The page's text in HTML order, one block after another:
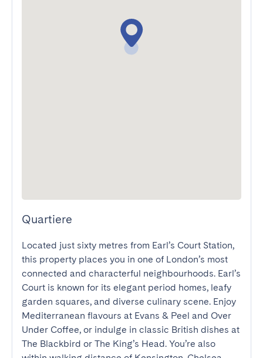
Quartiere
Located just sixty metres from Earl’s Court Station,
this property places you in one of London’s most
connected and characterful neighbourhoods. Earl’s
Court is known for its elegant period homes, leafy
garden squares, and diverse culinary scene. Enjoy
Mediterranean flavours at Evans & Peel and Over
Under Coffee, or indulge in classic British dishes at
The Blackbird or The King’s Head. You’re also